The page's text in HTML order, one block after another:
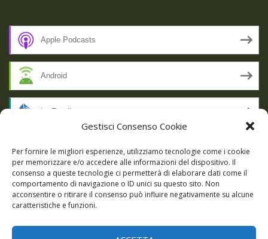
Gestisci Consenso Cookie
Per fornire le migliori esperienze, utilizziamo tecnologie come i cookie
per memorizzare e/o accedere alle informazioni del dispositivo. Il
consenso a queste tecnologie ci permetterà di elaborare dati come il
comportamento di navigazione o ID unici su questo sito. Non
acconsentire o ritirare il consenso può influire negativamente su alcune
caratteristiche e funzioni.
Apple Podcasts
Android
by Email
RSS
SSL SECURE